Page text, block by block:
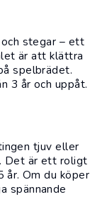
stegar – ett
är att klättra
spelbrädet.
3 år och uppåt.
tjuv eller
Det är ett roligt
år. Om du köper
spännande